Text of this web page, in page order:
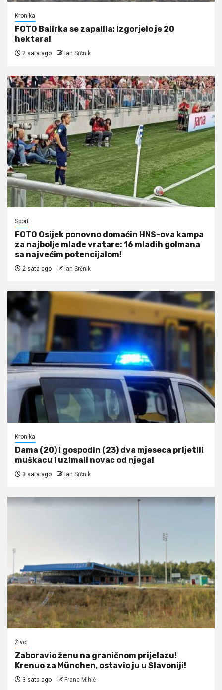
Kronika
FOTO Balirka se zapalila: Izgorjelo je 20
hektara!
2 sata ago Ian Srčnik
Sport
FOTO Osijek ponovno domaćin HNS-ova kampa
za najbolje mlade vratare: 16 mladih golmana
sa najvećim potencijalom!
2 sata ago Ian Srčnik
Kronika
Dama (20) i gospodin (23) dva mjeseca prijetili
muškacu i uzimali novac od njega!
3 sata ago Ian Srčnik
Život
Zaboravio ženu na graničnom prijelazu!
Krenuo za München, ostavio ju u Slavoniji!
3 sata ago Franc Mihić